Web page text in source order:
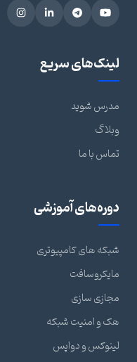
لینک‌های سریع
مدرس شوید
وبلاگ
تماس با ما
دوره‌های آموزشی
شبکه های کامپیوتری
مایکروسافت
مجازی سازی
هک و امنیت شبکه
لینوکس و دواپس